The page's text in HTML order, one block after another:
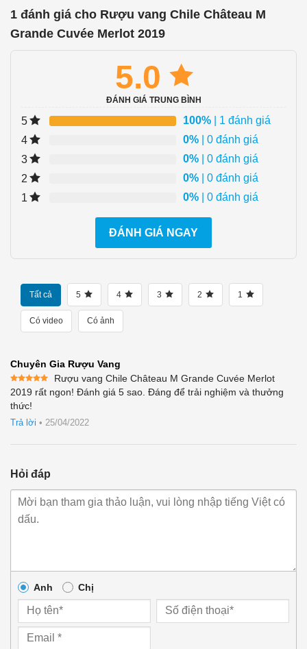
1 đánh giá cho Rượu vang Chile Château M
Grande Cuvée Merlot 2019
5.0
ĐÁNH GIÁ TRUNG BÌNH
5 100% | 1 đánh giá
4
0% | 0 đánh giá
3
0% | 0 đánh giá
2
0% | 0 đánh giá
1
0% | 0 đánh giá
ĐÁNH GIÁ NGAY
Tất cả 5 4 3 2 1
Có video Có ảnh
Chuyên Gia Rượu Vang
Được xếp
hạng5 5
sao
Rượu vang Chile Château M Grande Cuvée Merlot
2019 rất ngon! Đánh giá 5 sao. Đáng để trải nghiệm và thưởng
thức!
Trả lời • 25/04/2022
Hỏi đáp
Anh Chị